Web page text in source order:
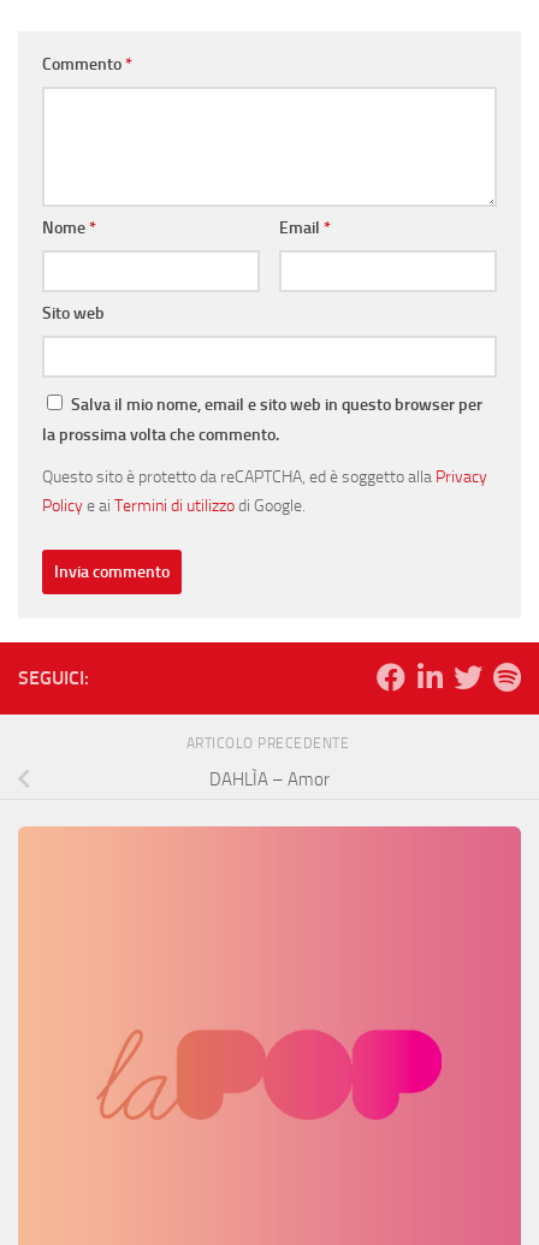
Commento*
Nome* Email *
Sito web
Salva il mio nome, email e sito web in questo browser per
la prossima volta che commento.
Questo sito è protetto da reCAPTCHA, ed è soggetto alla Privacy
Policye ai Termini di utilizzodi Google.
SEGUICI:
ARTICOLO PRECEDENTE
DAHLÌA – Amor